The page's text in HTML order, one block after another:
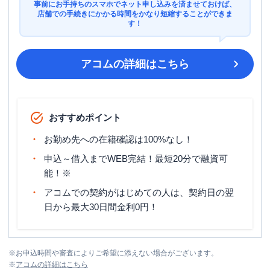
事前にお手持ちのスマホでネット申し込みを済ませておけば、
店舗での手続きにかかる時間をかなり短縮することができま
す！
アコムの詳細はこちら
おすすめポイント
お勤め先への在籍確認は100%なし！
申込～借入までWEB完結！最短20分で融資可
能！※
アコムでの契約がはじめての人は、契約日の翌
日から最大30日間金利0円！
※お申込時間や審査によりご希望に添えない場合がございます。
※アコムの詳細はこちら